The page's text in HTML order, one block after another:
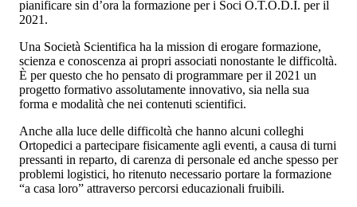
pianificare sin d’ora la formazione per i Soci O.T.O.D.I. per il
2021.
Una Società Scientifica ha la mission di erogare formazione,
scienza e conoscenza ai propri associati nonostante le difficoltà.
È per questo che ho pensato di programmare per il 2021 un
progetto formativo assolutamente innovativo, sia nella sua
forma e modalità che nei contenuti scientifici.
Anche alla luce delle difficoltà che hanno alcuni colleghi
Ortopedici a partecipare fisicamente agli eventi, a causa di turni
pressanti in reparto, di carenza di personale ed anche spesso per
problemi logistici, ho ritenuto necessario portare la formazione
“a casa loro” attraverso percorsi educazionali fruibili.